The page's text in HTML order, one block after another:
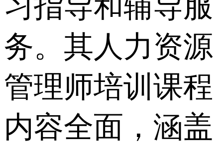
务。其人力资源
管理师培训课程
内容全面，涵盖